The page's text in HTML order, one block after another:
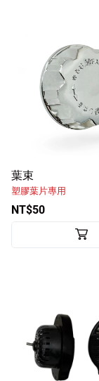
葉束
塑膠葉片專用
NT$50